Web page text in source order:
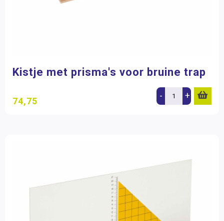
Kistje met prisma's voor bruine trap
74,75 - +